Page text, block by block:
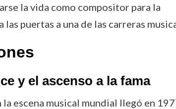
la vida como compositor para la
las puertas a una de las carreras
y el ascenso a la fama
la escena musical mundial llegó en